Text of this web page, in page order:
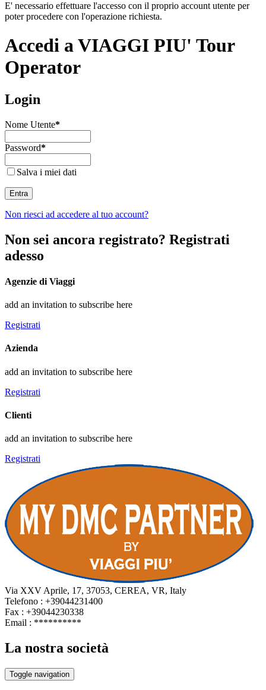
E' necessario effettuare l'accesso con il proprio account utente per
poter procedere con l'operazione richiesta.
Accedi a VIAGGI PIU' Tour
Operator
Login
Nome Utente*
Password*
Salva i miei dati
Entra
Non riesci ad accedere al tuo account?
Non sei ancora registrato? Registrati
adesso
Agenzie di Viaggi
add an invitation to subscribe here
Registrati
Azienda
add an invitation to subscribe here
Registrati
Clienti
add an invitation to subscribe here
Registrati
Via XXV Aprile, 17, 37053, CEREA, VR, Italy
Telefono : +39044231400
Fax : +39044230338
Email : **********
La nostra società
Toggle navigation